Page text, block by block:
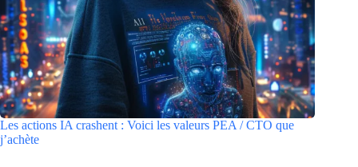
Les actions IA crashent : Voici les valeurs PEA / CTO que
j’achète